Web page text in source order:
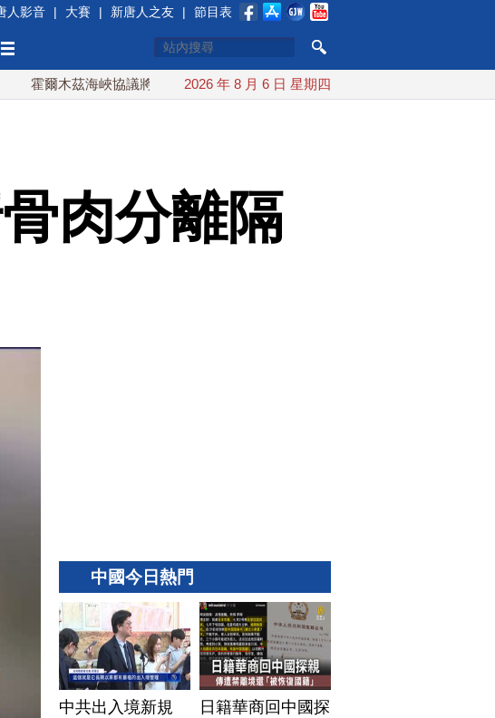
人影音 | 大賽 | 新唐人之友 | 節目表
木茲海峽協議將達成？伊朗傳不收通行費 配合漢光 總統賴清德親登雲豹前
2026 年 8 月 6 日 星期四
肉分離隔
中國今日熱門
中共出入境新規
日籍華商回中國探